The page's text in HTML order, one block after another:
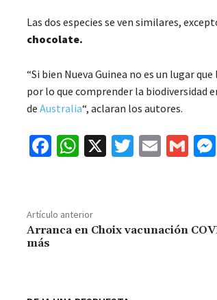
Las dos especies se ven similares,
chocolate.
“Si bien Nueva Guinea no es un lugar
por lo que comprender la biodiversidad
de Australia“, aclaran los autores.
Fa
o
o
W
sA
p
X
T
E
G
Artículo anterior
Arranca en Choix vacunación
más